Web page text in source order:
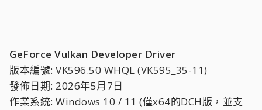
GeForce Vulkan Developer Driver
版本編號: VK596.50 WHQL (VK595_35-11)
發佈日期: 2026年5月7日
作業系統: Windows 10 / 11 (僅x64的DCH版，並支